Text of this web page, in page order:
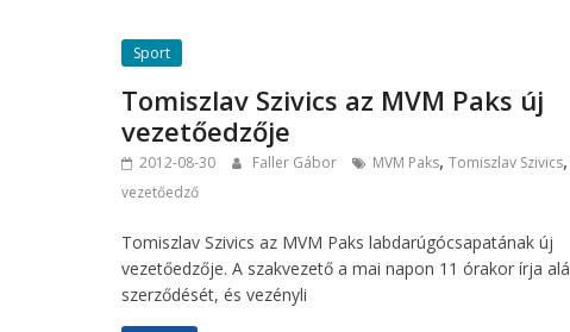
Sport
Tomiszlav Szivics az MVM Paks új
vezetőedzője
2012-08-30 Faller Gábor MVM Paks, Tomiszlav Szivics,
vezetőedző
Tomiszlav Szivics az MVM Paks labdarúgócsapatának új
vezetőedzője. A szakvezető a mai napon 11 órakor írja alá
szerződését, és vezényli